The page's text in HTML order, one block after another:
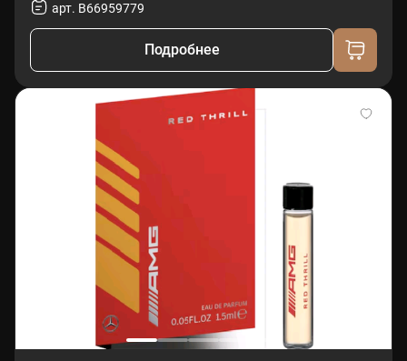
арт. B66959779
Подробнее